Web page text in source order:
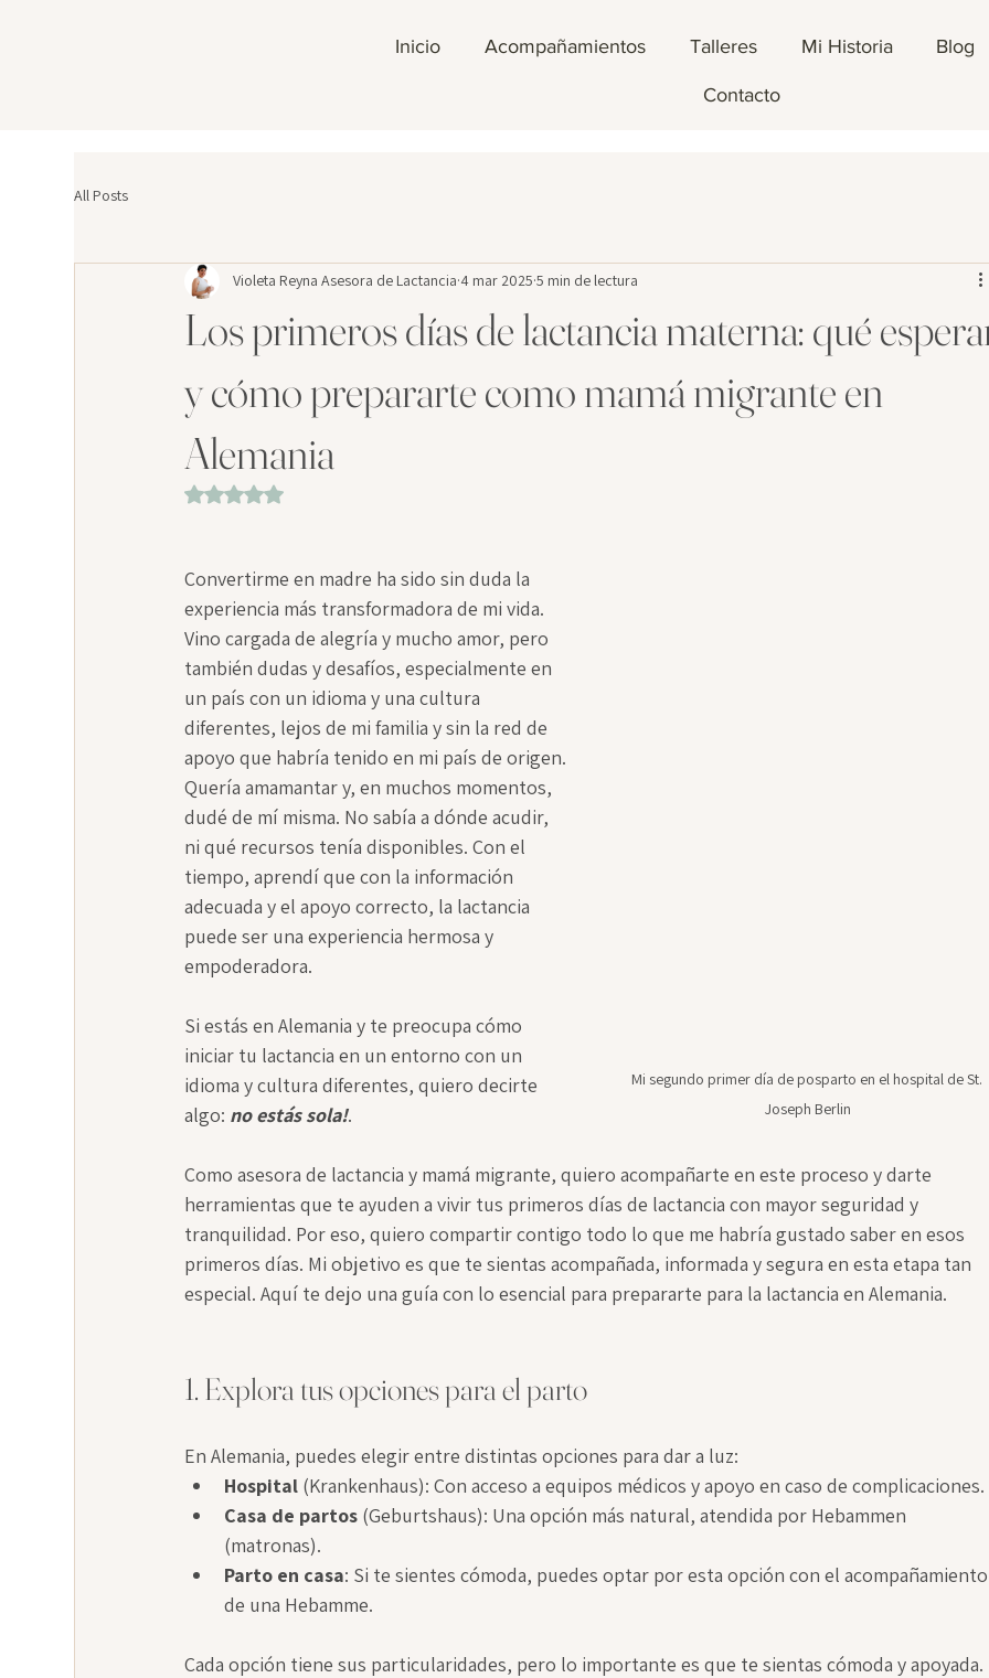
Inicio Acompañamientos Talleres Mi Historia Blog
Contacto
All Posts
Los primeros días de lactancia materna: qué
y cómo prepararte como mamá migrante en
Alemania
Violeta Reyna Asesora de Lactancia 4 mar 2025 5 min de lectura
Obtuvo NaN de 5 estrellas.
Mi segundo primer día de posparto en el hospital de St.
Joseph Berlin
Convertirme en madre ha sido sin duda la
experiencia más transformadora de mi vida.
Vino cargada de alegría y mucho amor, pero
también dudas y desafíos, especialmente en
un país con un idioma y una cultura
diferentes, lejos de mi familia y sin la red de
apoyo que habría tenido en mi país de origen.
Quería amamantar y, en muchos momentos,
dudé de mí misma. No sabía a dónde acudir,
ni qué recursos tenía disponibles. Con el
tiempo, aprendí que con la información
adecuada y el apoyo correcto, la lactancia
puede ser una experiencia hermosa y
empoderadora.
Si estás en Alemania y te preocupa cómo
iniciar tu lactancia en un entorno con un
idioma y cultura diferentes, quiero decirte
algo: no estás sola!.
Como asesora de lactancia y mamá migrante, quiero acompañarte en este proceso y darte
herramientas que te ayuden a vivir tus primeros días de lactancia con mayor seguridad y
tranquilidad. Por eso, quiero compartir contigo todo lo que me habría gustado saber en esos
primeros días. Mi objetivo es que te sientas acompañada, informada y segura en esta etapa tan
especial. Aquí te dejo una guía con lo esencial para prepararte para la lactancia en Alemania.
1. Explora tus opciones para el parto
En Alemania, puedes elegir entre distintas opciones para dar a luz:
Hospital (Krankenhaus): Con acceso a equipos médicos y apoyo en caso de complicaciones.
Casa de partos (Geburtshaus): Una opción más natural, atendida por Hebammen
(matronas).
Parto en casa: Si te sientes cómoda, puedes optar por esta opción con el
de una Hebamme.
Cada opción tiene sus particularidades, pero lo importante es que te sientas cómoda y apoyada.